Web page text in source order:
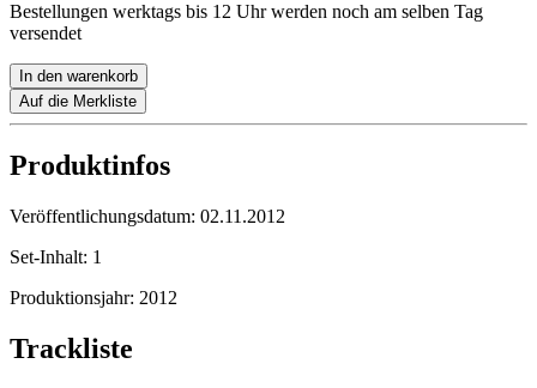
Bestellungen werktags bis 12 Uhr werden noch am selben Tag
versendet
In den warenkorb
Auf die Merkliste
Produktinfos
Veröffentlichungsdatum: 02.11.2012
Set-Inhalt: 1
Produktionsjahr: 2012
Trackliste